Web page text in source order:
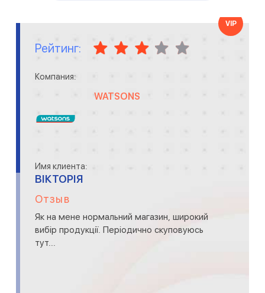
VIP
Рейтинг:
Компания:
WATSONS
Имя клиента:
ВІКТОРІЯ
Отзыв
Як на мене нормальний магазин, широкий
вибір продукції. Періодично скуповуюсь
тут...